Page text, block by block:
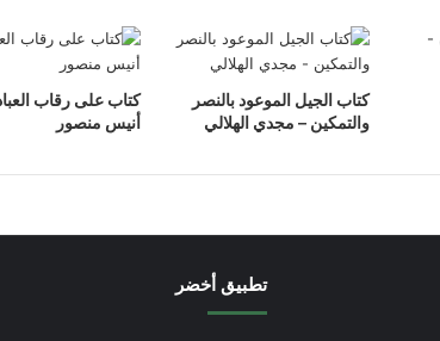
كتاب الجيل الموعود بالنصر
والتمكين – مجدي الهلالي
كتاب على رقاب
أنيس منصور
تطبيق أخضر